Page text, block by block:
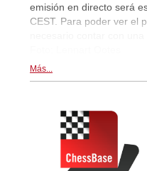
emisión en directo será
CEST. Para poder ver el
Más...